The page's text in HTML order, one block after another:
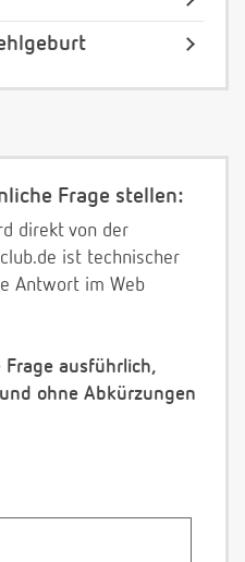
Frage stellen:
direkt von der
ist technischer
Antwort im Web
ausführlich,
ohne Abkürzungen